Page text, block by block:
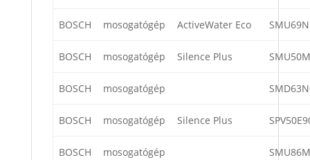
BOSCH mosogatógép ActiveWater Eco
BOSCH mosogatógép Silence Plus
BOSCH mosogatógép
BOSCH mosogatógép Silence Plus
BOSCH mosogatógép